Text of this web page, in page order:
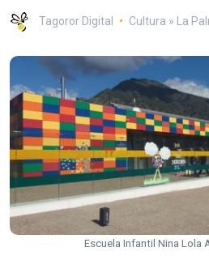
Tagoror Digital Cultura » La
Escuela Infantil Nina Lola